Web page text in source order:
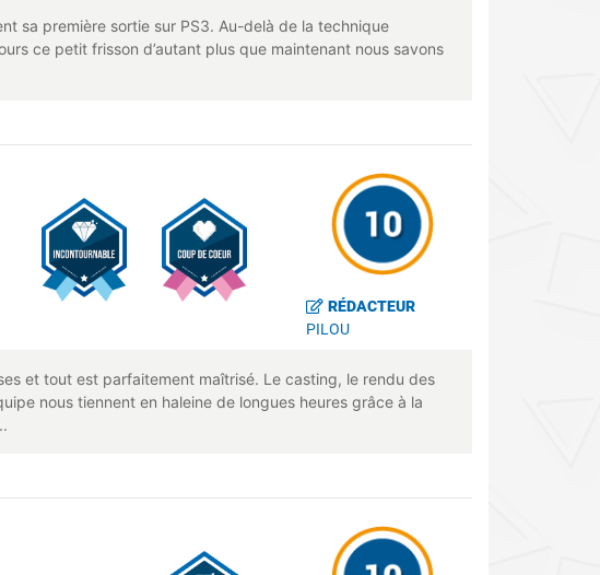
sa première sortie sur PS3. Au-delà de la technique
ce petit frisson d’autant plus que maintenant nous savons
RÉDACTEUR
PILOU
et tout est parfaitement maîtrisé. Le casting, le rendu des
nous tiennent en haleine de longues heures grâce à la